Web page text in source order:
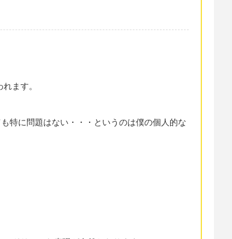
ます。
特に問題はない・・・というのは僕の個人的な